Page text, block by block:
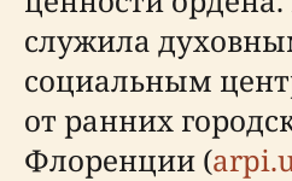
служила
социальным
от ранних
Флоренции (